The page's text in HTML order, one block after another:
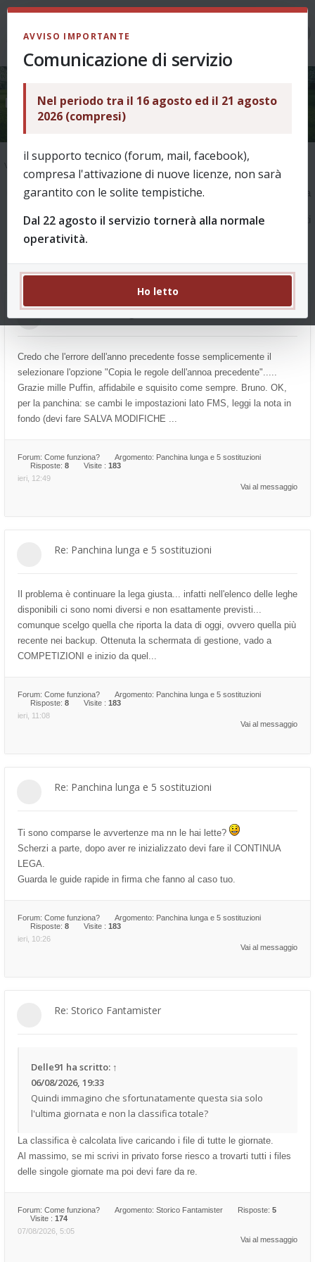
La ricerca ha trovato 6225 risultati
Vai alla ricerca avanzata
2 3 4 5 … 623 La
ricerca ha trovato 6225 risultati
Re: Panchina lunga e 5 sostituzioni
Credo che l'errore dell'anno precedente fosse semplicemente il
selezionare l'opzione "Copia le regole dell'annoa precedente".....
Grazie mille Puffin, affidabile e squisito come sempre. Bruno. OK,
per la panchina: se cambi le impostazioni lato FMS, leggi la nota in
fondo (devi fare SALVA MODIFICHE ...
Forum: Come funziona? Argomento: Panchina lunga e 5 sostituzioni
Risposte: 8 Visite : 183
ieri, 12:49
Vai al messaggio
Re: Panchina lunga e 5 sostituzioni
Il problema è continuare la lega giusta... infatti nell'elenco delle leghe
disponibili ci sono nomi diversi e non esattamente previsti...
comunque scelgo quella che riporta la data di oggi, ovvero quella più
recente nei backup. Ottenuta la schermata di gestione, vado a
COMPETIZIONI e inizio da quel...
Forum: Come funziona? Argomento: Panchina lunga e 5 sostituzioni
Risposte: 8 Visite : 183
ieri, 11:08
Vai al messaggio
Re: Panchina lunga e 5 sostituzioni
Ti sono comparse le avvertenze ma nn le hai lette?
Scherzi a parte, dopo aver re inizializzato devi fare il CONTINUA
LEGA.
Guarda le guide rapide in firma che fanno al caso tuo.
Forum: Come funziona? Argomento: Panchina lunga e 5 sostituzioni
Risposte: 8 Visite : 183
ieri, 10:26
Vai al messaggio
Re: Storico Fantamister
Delle91 ha scritto: ↑
06/08/2026, 19:33
Quindi immagino che sfortunatamente questa sia solo
l'ultima giornata e non la classifica totale?
La classifica è calcolata live caricando i file di tutte le giornate.
Al massimo, se mi scrivi in privato forse riesco a trovarti tutti i files
delle singole giornate ma poi devi fare da re.
Forum: Come funziona? Argomento: Storico Fantamister Risposte: 5
Visite : 174
07/08/2026, 5:05
Vai al messaggio
AVVISO IMPORTANTE
Comunicazione di servizio
Nel periodo tra il 16 agosto ed il 21 agosto
2026 (compresi)
il supporto tecnico (forum, mail, facebook),
compresa l'attivazione di nuove licenze, non sarà
garantito con le solite tempistiche.
Dal 22 agosto il servizio tornerà alla normale
operatività.
Ho letto